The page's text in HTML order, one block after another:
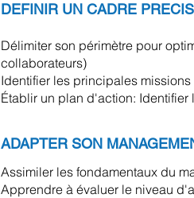
DEFINIR UN CADRE
Délimiter son périmètre pour
collaborateurs)
Identifier les principales
Établir un plan d'action:
ADAPTER SON
Assimiler les fondamentaux du
Apprendre à évaluer le niveau